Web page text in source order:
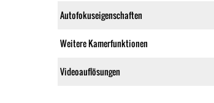
Autofokuseigenschaften
Weitere Kamerfunktionen
Videoauflösungen